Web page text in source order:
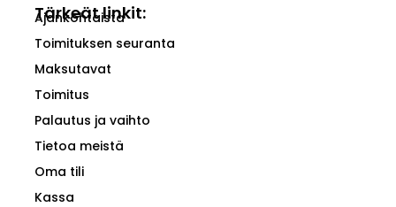
Tärkeät linkit:
Ajankohtaista
Toimituksen seuranta
Maksutavat
Toimitus
Palautus ja vaihto
Tietoa meistä
Oma tili
Kassa